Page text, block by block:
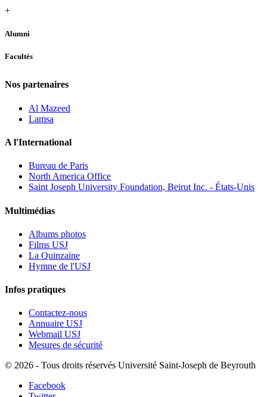
+
Alumni
Facultés
Nos partenaires
Al Mazeed
Lamsa
A l'International
Bureau de Paris
North America Office
Saint Joseph University Foundation, Beirut Inc. - États-Unis
Multimédias
Albums photos
Films USJ
La Quinzaine
Hymne de l'USJ
Infos pratiques
Contactez-nous
Annuaire USJ
Webmail USJ
Mesures de sécurité
© 2026 - Tous droits réservés Université Saint-Joseph de Beyrouth
Facebook